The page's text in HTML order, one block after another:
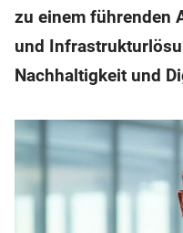
zu einem führenden
und
Nachhaltigkeit und